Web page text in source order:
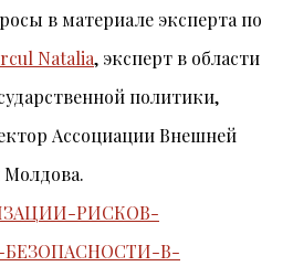
в материале эксперта по
Natalia, эксперт в области
политики,
Ассоциации Внешней
РИСКОВ-
В-